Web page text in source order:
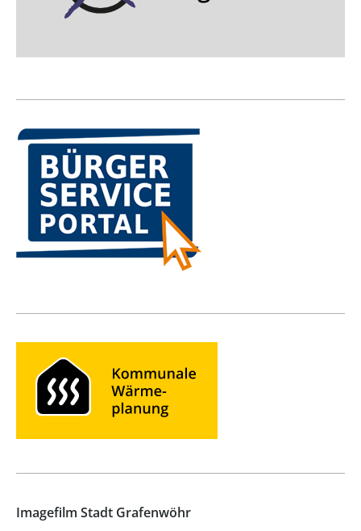
Imagefilm Stadt Grafenwöhr